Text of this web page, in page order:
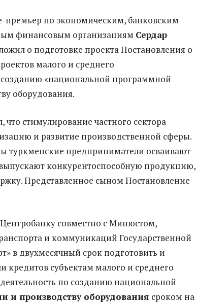
премьер по экономическим, банковским
финансовым организациям Сердар
о подготовке проекта Постановления о
малого и среднего
«национальной программной
оборудования.
что стимулирование частного сектора
и развитие производственной сферы.
туркменские предприниматели осваивают
конкурентоспособную продукцию,
Представленное сыном Постановление
совместно с Минюстом,
и коммуникаций Государственной
в двухмесячный срок подготовить и
кредитов субъектам малого и среднего
по созданию национальной
и производству оборудования сроком на